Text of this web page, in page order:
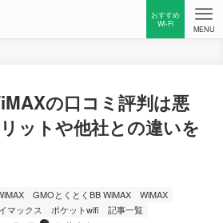
おすすめ
Wi-Fi
MENU
の口コミ評判は悪
ットや他社との違いを
GMOとくとくBB WiMAX
WiMAX
マックス ポケットwifi 記事一覧